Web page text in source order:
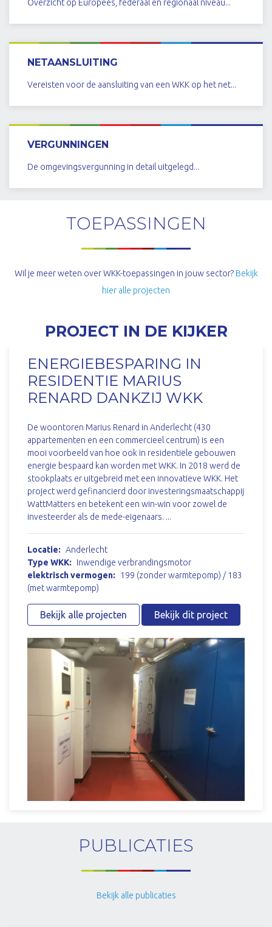
Overzicht op Europees, federaal en regionaal niveau...
LEES MEER
NETAANSLUITING
Vereisten voor de aansluiting van een WKK op het net...
LEES MEER
VERGUNNINGEN
De omgevingsvergunning in detail uitgelegd...
TOEPASSINGEN
Wil je meer weten over WKK-toepassingen in jouw sector? Bekijk
hier alle projecten
PROJECT IN DE KIJKER
ENERGIEBESPARING IN
RESIDENTIE MARIUS
RENARD DANKZIJ WKK
De woontoren Marius Renard in Anderlecht (430
appartementen en een commercieel centrum) is een
mooi voorbeeld van hoe ook in residentiële gebouwen
energie bespaard kan worden met WKK. In 2018 werd de
stookplaats er uitgebreid met een innovatieve WKK. Het
project werd gefinancierd door investeringsmaatschappij
WattMatters en betekent een win-win voor zowel de
investeerder als de mede-eigenaars. ...
Locatie: Anderlecht
Type WKK:
Inwendige verbrandingsmotor
elektrisch vermogen:
199 (zonder warmtepomp) / 183
(met warmtepomp)
Bekijk alle projecten Bekijk dit project
PUBLICATIES
Bekijk alle publicaties